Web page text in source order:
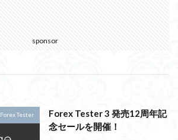
sponsor
Forex Tester
Forex Tester 3 発売12周年記
念セールを開催！